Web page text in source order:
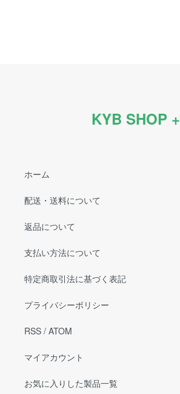
KYB SHOP +
ホーム
配送・送料について
返品について
支払い方法について
特定商取引法に基づく表記
プライバシーポリシー
RSS / ATOM
マイアカウント
お気に入りした製品一覧